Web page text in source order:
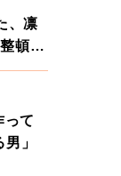
、凛
頓は
作
て
」